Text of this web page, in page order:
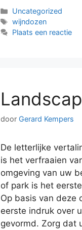
Categorieën
Uncategorized
Tags
wijndozen
Plaats een reactie
door Gerard Kempers
De letterlijke
is het verfraaien
omgeving van uw
of park is het
Op basis van deze
eerste indruk over
gevormd. Zorg dat